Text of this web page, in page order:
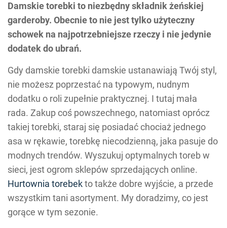
Damskie torebki to niezbędny składnik żeńskiej
garderoby. Obecnie to nie jest tylko użyteczny
schowek na najpotrzebniejsze rzeczy i nie jedynie
dodatek do ubrań.
Gdy damskie torebki damskie ustanawiają Twój styl,
nie możesz poprzestać na typowym, nudnym
dodatku o roli zupełnie praktycznej. I tutaj mała
rada. Zakup coś powszechnego, natomiast oprócz
takiej torebki, staraj się posiadać chociaż jednego
asa w rękawie, torebkę niecodzienną, jaka pasuje do
modnych trendów. Wyszukuj optymalnych toreb w
sieci, jest ogrom sklepów sprzedających online.
Hurtownia torebekto także dobre wyjście, a przede
wszystkim tani asortyment. My doradzimy, co jest
gorące w tym sezonie.